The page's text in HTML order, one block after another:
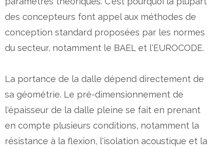
des concepteurs font appel aux méthodes de
conception standard proposées par les normes
du secteur, notamment le BAEL et l'EUROCODE.
La portance de la dalle dépend directement de
sa géométrie. Le pré-dimensionnement de
l'épaisseur de la dalle pleine se fait en prenant
en compte plusieurs conditions, notamment la
résistance à la flexion, l'isolation acoustique et la